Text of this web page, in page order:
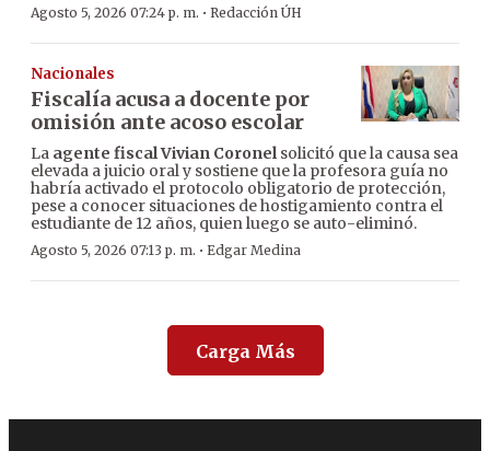
Agosto 5, 2026 07:24 p. m. · Redacción ÚH
Nacionales
Fiscalía acusa a docente por
omisión ante acoso escolar
La agente fiscal Vivian Coronelsolicitó que la causa sea
elevada a juicio oral y sostiene que la profesora guía no
habría activado el protocolo obligatorio de protección,
pese a conocer situaciones de hostigamiento contra el
estudiante de 12 años, quien luego se auto-eliminó.
Agosto 5, 2026 07:13 p. m. · Edgar Medina
Carga Más